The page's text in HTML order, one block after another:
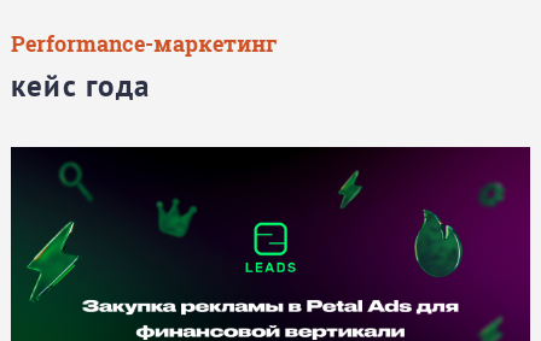
Performance-маркетинг
кейс года